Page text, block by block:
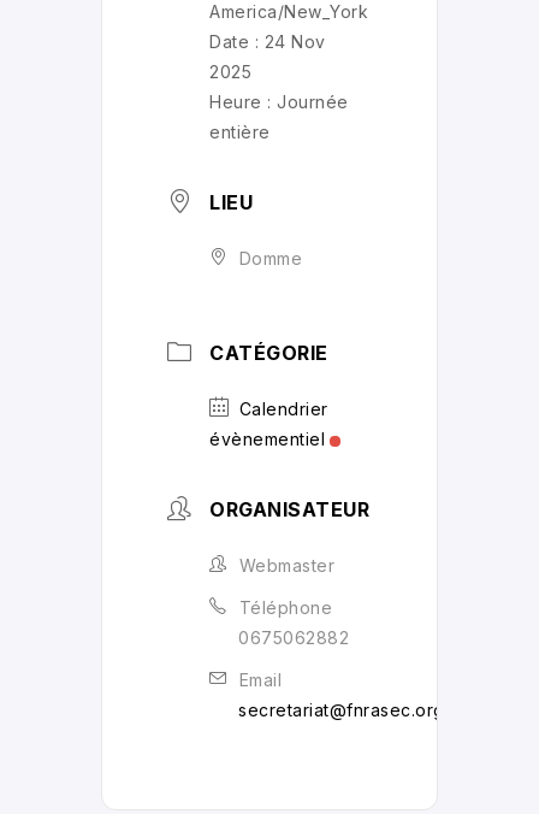
America/New_York
Date : 24 Nov
2025
Heure : Journée
entière
LIEU
Domme
CATÉGORIE
Calendrier
évènementiel
ORGANISATEUR
Webmaster
Téléphone
0675062882
Email
secretariat@fnrasec.org